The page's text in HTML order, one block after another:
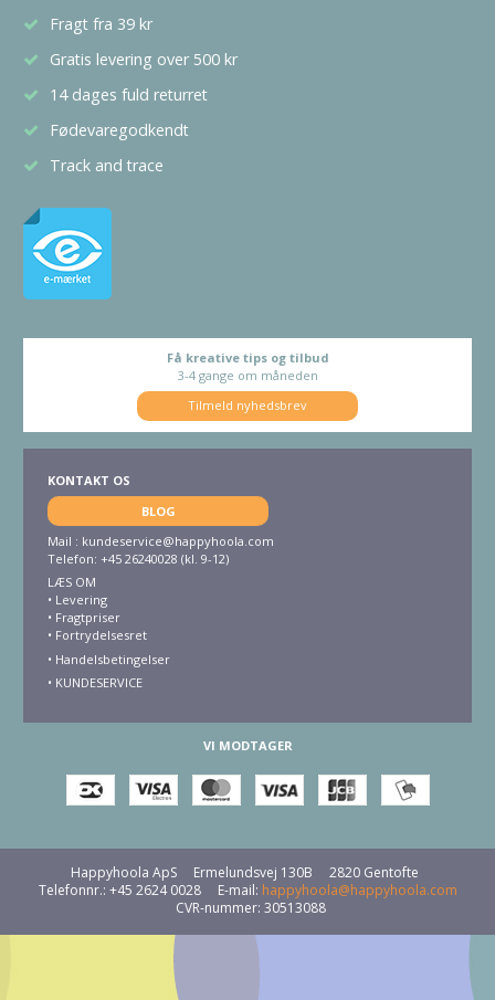
Fragt fra 39 kr
Gratis levering over 500 kr
14 dages fuld returret
Fødevaregodkendt
Track and trace
Få kreative tips og tilbud
3-4 gange om måneden
Tilmeld nyhedsbrev
KONTAKT OS
BLOG
Mail : kundeservice@happyhoola.com
Telefon: +45 26240028 (kl. 9-12)
LÆS OM
• Levering
• Fragtpriser
• Fortrydelsesret
• Handelsbetingelser
• KUNDESERVICE
VI MODTAGER
Happyhoola ApS Ermelundsvej 130B
2820 Gentofte
Telefonnr.: +45 2624 0028 E-mail: happyhoola@happyhoola.com
CVR-nummer: 30513088